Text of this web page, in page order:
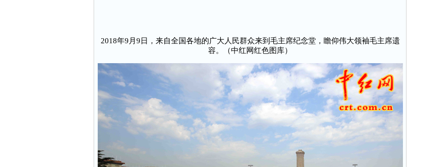
2018年9月9日，来自全国各地的广大人民群众来到毛主席纪念堂，瞻仰伟大领袖毛主席遗
容。（中红网红色图库）